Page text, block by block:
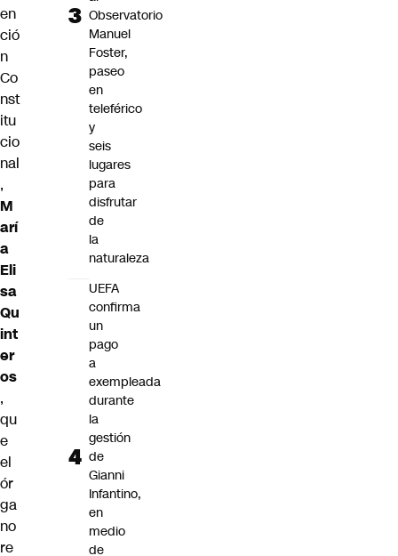
en
ció
n
Co
nst
itu
cio
nal
,
M
arí
a
Eli
sa
Qu
int
er
os
,
qu
e
el
ór
ga
no
re
Observatorio
Manuel
Foster,
paseo
en
teleférico
y
seis
lugares
para
disfrutar
de
la
naturaleza
UEFA
confirma
un
pago
a
exempleada
durante
la
gestión
de
Gianni
Infantino,
en
medio
de